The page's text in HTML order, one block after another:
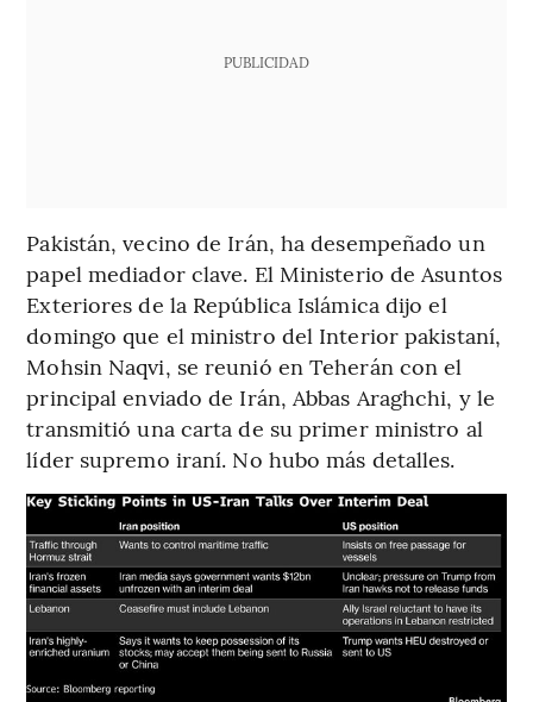
PUBLICIDAD
Pakistán, vecino de Irán, ha desempeñado un
papel mediador clave. El Ministerio de Asuntos
Exteriores de la República Islámica dijo el
domingo que el ministro del Interior pakistaní,
Mohsin Naqvi, se reunió en Teherán con el
principal enviado de Irán, Abbas Araghchi, y le
transmitió una carta de su primer ministro al
líder supremo iraní. No hubo más detalles.